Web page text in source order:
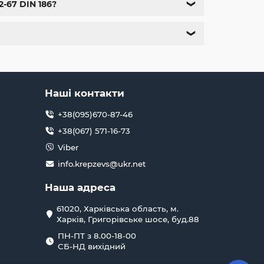
час, необхідний для встановлення.
деталей.
67 DIN 186 в krepzevs.ua
шплінти. Ми забезпечуємо
изделийпрямо зараз!
якість кожного виробу.
вам з вибором.
крепежних виробів, а також
для вашого проекту.
67 DIN 186? ❯
❯
Наші контакти
+38(095)670-87-46
+38(067) 571-16-73
Viber
info.krepzevs@ukr.net
Наша адреса
61020, Харківська область, м.
Харків, Григорівське шосе, буд.88
ПН-ПТ з 8.00-18-00
СБ-НД вихідний